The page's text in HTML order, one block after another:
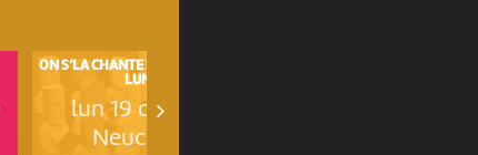
ON S’LA CHANTE ! LA CHORALE DU
LUNDI
lun 19 octobre
Neuchâtel